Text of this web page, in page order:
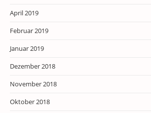
April 2019
Februar 2019
Januar 2019
Dezember 2018
November 2018
Oktober 2018